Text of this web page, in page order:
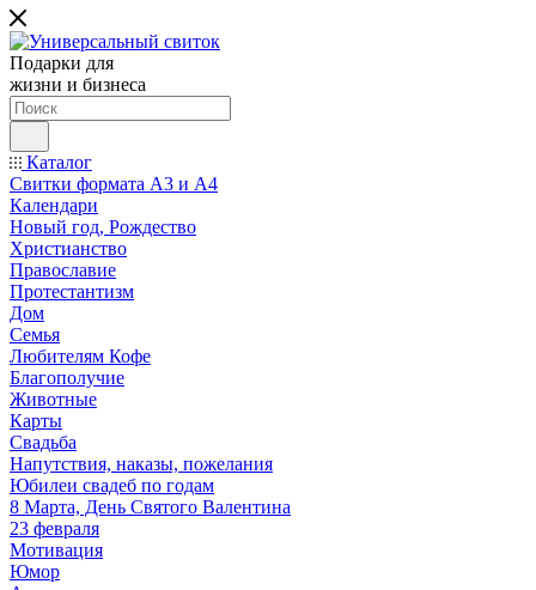
Подарки для
жизни и бизнеса
Каталог
Свитки формата А3 и А4
Календари
Новый год, Рождество
Христианство
Православие
Протестантизм
Дом
Семья
Любителям Кофе
Благополучие
Животные
Карты
Свадьба
Напутствия, наказы, пожелания
Юбилеи свадеб по годам
8 Марта, День Святого Валентина
23 февраля
Мотивация
Юмор